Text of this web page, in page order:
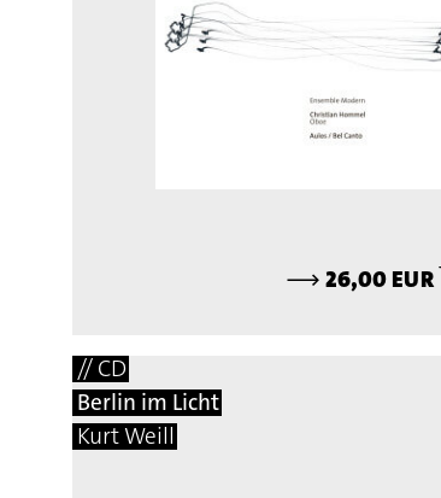
⟶ 26,00 EUR
// CD
Berlin im Licht
Kurt Weill